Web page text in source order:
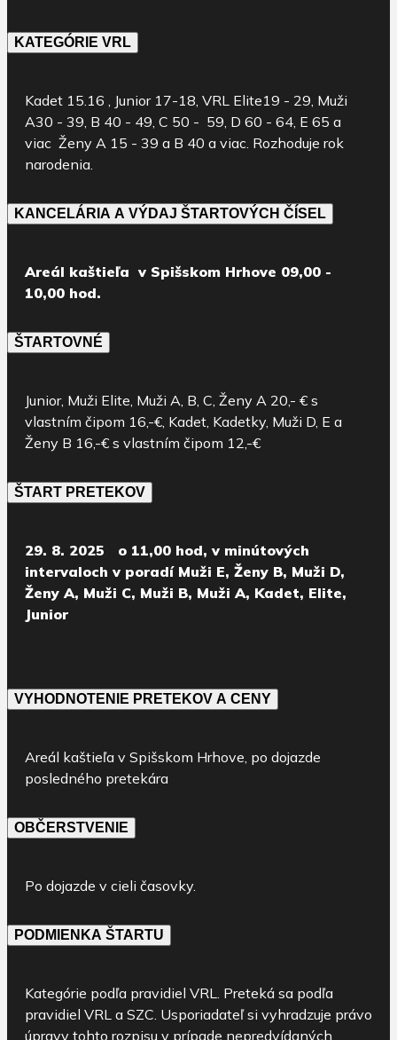
KATEGÓRIE VRL
Kadet 15.16 , Junior 17-18, VRL Elite19 - 29, Muži
A30 - 39, B 40 - 49, C 50 - 59, D 60 - 64, E 65 a
viac Ženy A 15 - 39 a B 40 a viac. Rozhoduje rok
narodenia.
KANCELÁRIA A VÝDAJ ŠTARTOVÝCH ČÍSEL
Areál kaštieľa v Spišskom Hrhove 09,00 -
10,00 hod.
ŠTARTOVNÉ
Junior, Muži Elite, Muži A, B, C, Ženy A 20,- € s
vlastním čipom 16,-€, Kadet, Kadetky, Muži D, E a
Ženy B 16,-€ s vlastním čipom 12,-€
ŠTART PRETEKOV
29. 8. 2025 o 11,00 hod, v minútových
intervaloch v poradí Muži E, Ženy B, Muži D,
Ženy A, Muži C, Muži B, Muži A, Kadet, Elite,
Junior
VYHODNOTENIE PRETEKOV A CENY
Areál kaštieľa v Spišskom Hrhove, po dojazde
posledného pretekára
OBČERSTVENIE
Po dojazde v cieli časovky.
PODMIENKA ŠTARTU
Kategórie podľa pravidiel VRL. Preteká sa podľa
pravidiel VRL a SZC. Usporiadateľ si vyhradzuje právo
úpravy tohto rozpisu v prípade nepredvídaných